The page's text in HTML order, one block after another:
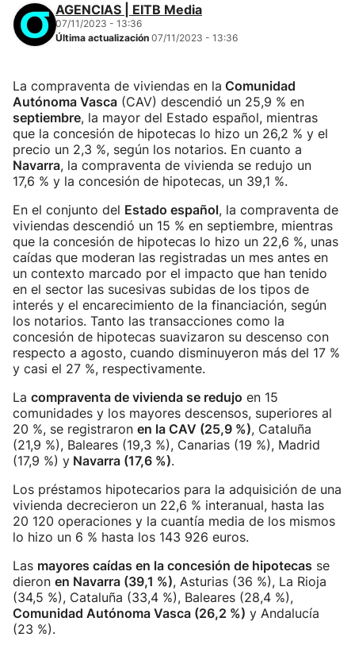
AGENCIAS | EITB Media
07/11/2023 - 13:36
Última actualización 07/11/2023 - 13:36
La compraventa de viviendas en la Comunidad
Autónoma Vasca (CAV) descendió un 25,9 % en
septiembre, la mayor del Estado español, mientras
que la concesión de hipotecas lo hizo un 26,2 % y el
precio un 2,3 %, según los notarios. En cuanto a
Navarra, la compraventa de vivienda se redujo un
17,6 % y la concesión de hipotecas, un 39,1 %.
En el conjunto del Estado español, la compraventa de
viviendas descendió un 15 % en septiembre, mientras
que la concesión de hipotecas lo hizo un 22,6 %, unas
caídas que moderan las registradas un mes antes en
un contexto marcado por el impacto que han tenido
en el sector las sucesivas subidas de los tipos de
interés y el encarecimiento de la financiación, según
los notarios. Tanto las transacciones como la
concesión de hipotecas suavizaron su descenso con
respecto a agosto, cuando disminuyeron más del 17 %
y casi el 27 %, respectivamente.
La compraventa de vivienda se redujo en 15
comunidades y los mayores descensos, superiores al
20 %, se registraron en la CAV (25,9 %), Cataluña
(21,9 %), Baleares (19,3 %), Canarias (19 %), Madrid
(17,9 %) y Navarra (17,6 %).
Los préstamos hipotecarios para la adquisición de una
vivienda decrecieron un 22,6 % interanual, hasta las
20 120 operaciones y la cuantía media de los mismos
lo hizo un 6 % hasta los 143 926 euros.
Las mayores caídas en la concesión de hipotecas se
dieron en Navarra (39,1 %), Asturias (36 %), La Rioja
(34,5 %), Cataluña (33,4 %), Baleares (28,4 %),
Comunidad Autónoma Vasca (26,2 %) y Andalucía
(23 %).